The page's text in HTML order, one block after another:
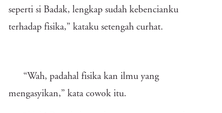
seperti si Badak, lengkap sudah kebencianku
terhadap fisika,” kataku setengah curhat.
“Wah, padahal fisika kan ilmu yang
mengasyikan,” kata cowok itu.